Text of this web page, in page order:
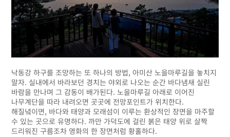
낙동강 하구를 조망하는 또 하나의 방법, 아미산 노을마루길을 놓치지
말자. 실내에서 바라보던 경치는 야외로 나오는 순간 바다냄새 실린
바람을 만나며 그 감동이 배가된다. 노을마루길 아래로 이어진
나무계단을 따라 내려오면 곳곳에 전망포인트가 위치한다.
해질녘이면, 바다와 태양과 모래섬이 이루는 환상적인 장면을 마주할
수 있는 곳으로 유명하다. 까만 가덕도에 걸린 붉은 태양 위로 살짝
드리워진 구름조차 영화의 한 장면처럼 황홀하다.